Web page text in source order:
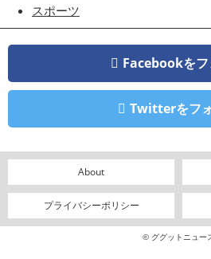
スポーツ
Facebookをフ
Twitterをフ
About
プライバシーポリシー
© ググットニュー